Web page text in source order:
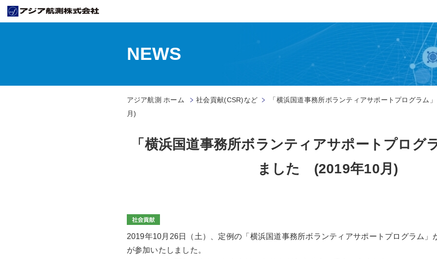
NEWS
アジア航測 ホーム 社会貢献(CSR)など
「横浜国道事務所ボランティアサポートプログラ
月)
「横浜国道事務所ボランティアサポートプログ
ました (2019年10月)
2019年10月26日（土）、定例の「横浜国道事務所ボランティアサポートプログラム」
が参加いたしました。